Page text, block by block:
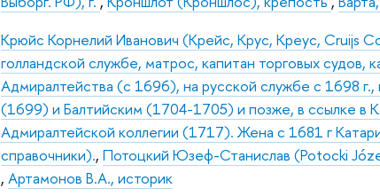
Крюйс Корнелий Иванович (Крейс, Крус, Креус, Cruijs
голландской службе, матрос, капитан торговых
Адмиралтейства (с 1696), на русской службе с 1698
(1699) и Балтийским (1704-1705) и позже, в ссылке в
Адмиралтейской коллегии (1717). Жена с 1681 г
справочники).,Потоцкий Юзеф-Станислав (Potocki
,Артамонов В.А., историк